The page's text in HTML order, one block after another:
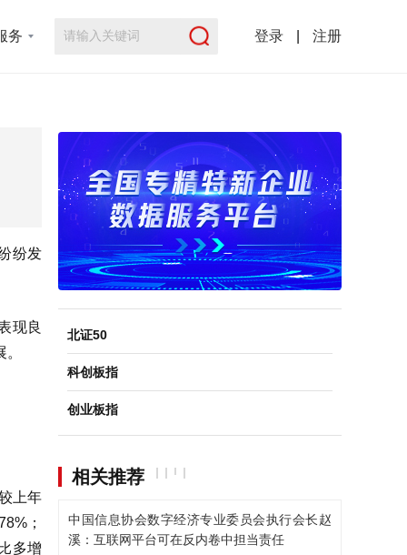
务 登录 注册
纷发
现良
上年
；
多增
北证50
科创板指
创业板指
相关推荐
中国信息协会数字经济专业委员会执行会长赵
溪：互联网平台可在反内卷中担当责任